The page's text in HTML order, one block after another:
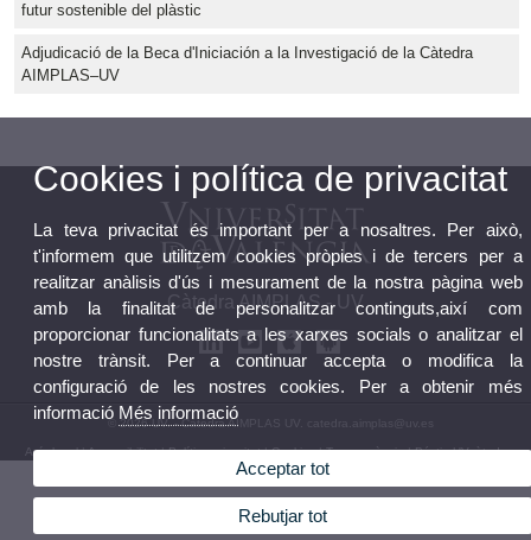
futur sostenible del plàstic
Adjudicació de la Beca d'Iniciación a la Investigació de la Càtedra
AIMPLAS–UV
Càtedra AIMPLAS - UV
© 2026 UV. - Càtedra AIMPLAS UV. catedra.aimplas@uv.es
Avís legal|Accessibilitat|Política privacitat|Cookies|Transparència|Bústia UVcàtedres
Cookies i política de privacitat
La teva privacitat és important per a nosaltres. Per això,
t'informem que utilitzem cookies pròpies i de tercers per a
realitzar anàlisis d'ús i mesurament de la nostra pàgina web
amb la finalitat de personalitzar continguts,així com
proporcionar funcionalitats a les xarxes socials o analitzar el
nostre trànsit. Per a continuar accepta o modifica la
configuració de les nostres cookies. Per a obtenir més
informació Més informació
Acceptar tot
Rebutjar tot